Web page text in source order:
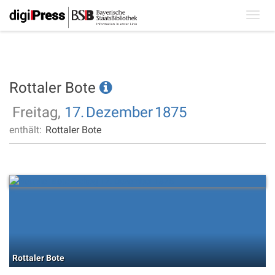
Rottaler Bote
Freitag, 17. Dezember1875
enthält: Rottaler Bote
Rottaler Bote